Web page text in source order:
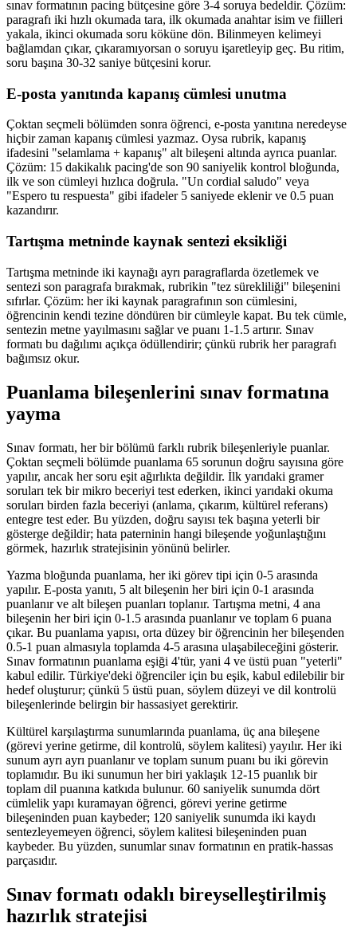
sınav formatının pacing bütçesine göre 3-4 soruya bedeldir. Çözüm:
paragrafı iki hızlı okumada tara, ilk okumada anahtar isim ve fiilleri
yakala, ikinci okumada soru köküne dön. Bilinmeyen kelimeyi
bağlamdan çıkar, çıkaramıyorsan o soruyu işaretleyip geç. Bu ritim,
soru başına 30-32 saniye bütçesini korur.
E-posta yanıtında kapanış cümlesi unutma
Çoktan seçmeli bölümden sonra öğrenci, e-posta yanıtına neredeyse
hiçbir zaman kapanış cümlesi yazmaz. Oysa rubrik, kapanış
ifadesini "selamlama + kapanış" alt bileşeni altında ayrıca puanlar.
Çözüm: 15 dakikalık pacing'de son 90 saniyelik kontrol bloğunda,
ilk ve son cümleyi hızlıca doğrula. "Un cordial saludo" veya
"Espero tu respuesta" gibi ifadeler 5 saniyede eklenir ve 0.5 puan
kazandırır.
Tartışma metninde kaynak sentezi eksikliği
Tartışma metninde iki kaynağı ayrı paragraflarda özetlemek ve
sentezi son paragrafa bırakmak, rubrikin "tez sürekliliği" bileşenini
sıfırlar. Çözüm: her iki kaynak paragrafının son cümlesini,
öğrencinin kendi tezine döndüren bir cümleyle kapat. Bu tek cümle,
sentezin metne yayılmasını sağlar ve puanı 1-1.5 artırır. Sınav
formatı bu dağılımı açıkça ödüllendirir; çünkü rubrik her paragrafı
bağımsız okur.
Puanlama bileşenlerini sınav formatına
yayma
Sınav formatı, her bir bölümü farklı rubrik bileşenleriyle puanlar.
Çoktan seçmeli bölümde puanlama 65 sorunun doğru sayısına göre
yapılır, ancak her soru eşit ağırlıkta değildir. İlk yarıdaki gramer
soruları tek bir mikro beceriyi test ederken, ikinci yarıdaki okuma
soruları birden fazla beceriyi (anlama, çıkarım, kültürel referans)
entegre test eder. Bu yüzden, doğru sayısı tek başına yeterli bir
gösterge değildir; hata paterninin hangi bileşende yoğunlaştığını
görmek, hazırlık stratejisinin yönünü belirler.
Yazma bloğunda puanlama, her iki görev tipi için 0-5 arasında
yapılır. E-posta yanıtı, 5 alt bileşenin her biri için 0-1 arasında
puanlanır ve alt bileşen puanları toplanır. Tartışma metni, 4 ana
bileşenin her biri için 0-1.5 arasında puanlanır ve toplam 6 puana
çıkar. Bu puanlama yapısı, orta düzey bir öğrencinin her bileşenden
0.5-1 puan almasıyla toplamda 4-5 arasına ulaşabileceğini gösterir.
Sınav formatının puanlama eşiği 4'tür, yani 4 ve üstü puan "yeterli"
kabul edilir. Türkiye'deki öğrenciler için bu eşik, kabul edilebilir bir
hedef oluşturur; çünkü 5 üstü puan, söylem düzeyi ve dil kontrolü
bileşenlerinde belirgin bir hassasiyet gerektirir.
Kültürel karşılaştırma sunumlarında puanlama, üç ana bileşene
(görevi yerine getirme, dil kontrolü, söylem kalitesi) yayılır. Her iki
sunum ayrı ayrı puanlanır ve toplam sunum puanı bu iki görevin
toplamıdır. Bu iki sunumun her biri yaklaşık 12-15 puanlık bir
toplam dil puanına katkıda bulunur. 60 saniyelik sunumda dört
cümlelik yapı kuramayan öğrenci, görevi yerine getirme
bileşeninden puan kaybeder; 120 saniyelik sunumda iki kaydı
sentezleyemeyen öğrenci, söylem kalitesi bileşeninden puan
kaybeder. Bu yüzden, sunumlar sınav formatının en pratik-hassas
parçasıdır.
Sınav formatı odaklı bireyselleştirilmiş
hazırlık stratejisi